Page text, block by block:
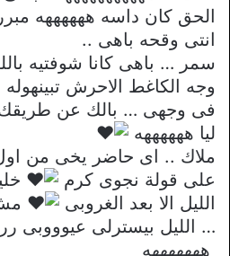
الحق كان داسه ههههههه
انتى وقحه باهى ..
سمر … باهى كانا شوفتيه
وجه الكاغط الاحرش
فى وجهى … بالك عن
ليا ههههههه
ملاك .. اى حاضر يخى من
على قولة نجوى كرم
الليل الا بعد الغروبى
… الليل بيسترلى عيوووبى
هههههههه